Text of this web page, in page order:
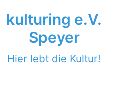
kulturing e.V.
Speyer
Hier lebt die Kultur!